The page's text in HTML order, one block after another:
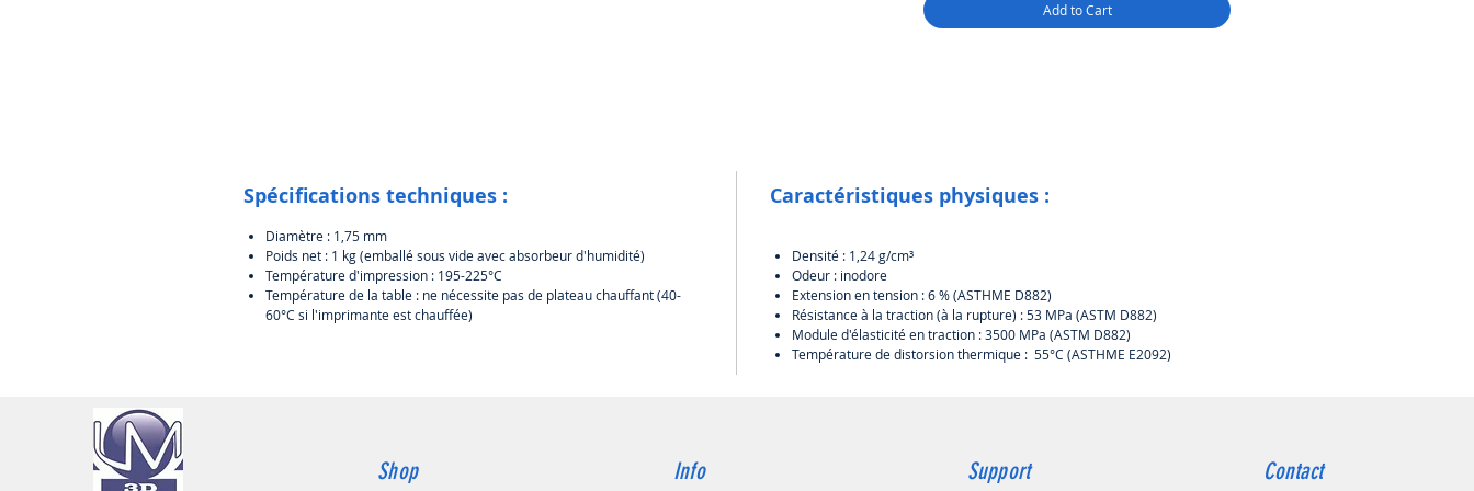
Add to Cart
Spécifications techniques :
Diamètre : 1,75 mm
Poids net : 1 kg (emballé sous vide avec absorbeur d'humidité)
Température d'impression : 195-225°C
Température de la table : ne nécessite pas de plateau chauffant (40-
60°C si l'imprimante est chauffée)
Caractéristiques physiques :
Densité : 1,24 g/cm³
Odeur : inodore
Extension en tension : 6 % (ASTHME D882)
Résistance à la traction (à la rupture) : 53 MPa (ASTM D882)
Module d'élasticité en traction : 3500 MPa (ASTM D882)
Température de distorsion thermique : 55°C (ASTHME E2092)
Shop Info Support Contact